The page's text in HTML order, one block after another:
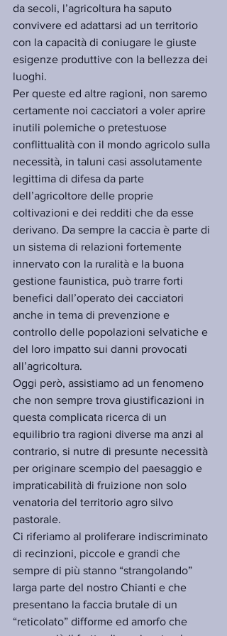
da secoli, l’agricoltura ha saputo
convivere ed adattarsi ad un territorio
con la capacità di coniugare le giuste
esigenze produttive con la bellezza dei
luoghi.
Per queste ed altre ragioni, non saremo
certamente noi cacciatori a voler aprire
inutili polemiche o pretestuose
conflittualità con il mondo agricolo sulla
necessità, in taluni casi assolutamente
legittima di difesa da parte
dell’agricoltore delle proprie
coltivazioni e dei redditi che da esse
derivano. Da sempre la caccia è parte di
un sistema di relazioni fortemente
innervato con la ruralità e la buona
gestione faunistica, può trarre forti
benefici dall’operato dei cacciatori
anche in tema di prevenzione e
controllo delle popolazioni selvatiche e
del loro impatto sui danni provocati
all’agricoltura.
Oggi però, assistiamo ad un fenomeno
che non sempre trova giustificazioni in
questa complicata ricerca di un
equilibrio tra ragioni diverse ma anzi al
contrario, si nutre di presunte necessità
per originare scempio del paesaggio e
impraticabilità di fruizione non solo
venatoria del territorio agro silvo
pastorale.
Ci riferiamo al proliferare indiscriminato
di recinzioni, piccole e grandi che
sempre di più stanno “strangolando”
larga parte del nostro Chianti e che
presentano la faccia brutale di un
“reticolato” difforme ed amorfo che